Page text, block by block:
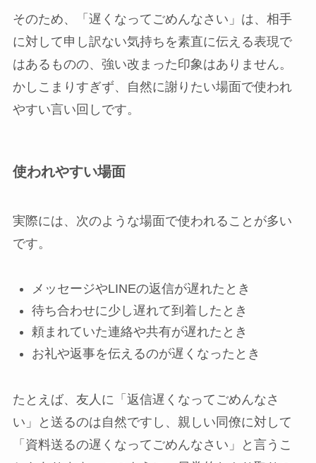
そのため、「遅くなってごめんなさい」は、相手
に対して申し訳ない気持ちを素直に伝える表現で
はあるものの、強い改まった印象はありません。
かしこまりすぎず、自然に謝りたい場面で使われ
やすい言い回しです。
使われやすい場面
実際には、次のような場面で使われることが多い
です。
メッセージやLINEの返信が遅れたとき
待ち合わせに少し遅れて到着したとき
頼まれていた連絡や共有が遅れたとき
お礼や返事を伝えるのが遅くなったとき
たとえば、友人に「返信遅くなってごめんなさ
い」と送るのは自然ですし、親しい同僚に対して
「資料送るの遅くなってごめんなさい」と言うこ